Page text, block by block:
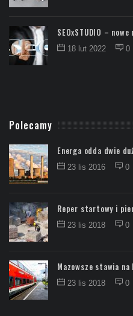
SEOxSTUDIO –
18 lut 2022 0
Polecamy
Energa odda dwie
23 lis 2016 0
Reper startowy i
23 lis 2018 0
Mazowsze stawia
23 lis 2018 0